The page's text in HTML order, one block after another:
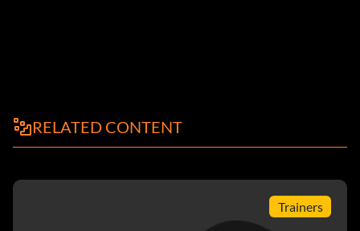
RELATED CONTENT
Trainers